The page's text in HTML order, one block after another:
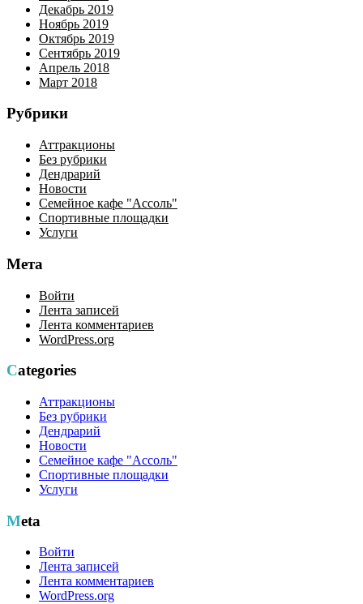
Декабрь 2019
Ноябрь 2019
Октябрь 2019
Сентябрь 2019
Апрель 2018
Март 2018
Рубрики
Аттракционы
Без рубрики
Дендрарий
Новости
Семейное кафе "Ассоль"
Спортивные площадки
Услуги
Мета
Войти
Лента записей
Лента комментариев
WordPress.org
Categories
Аттракционы
Без рубрики
Дендрарий
Новости
Семейное кафе "Ассоль"
Спортивные площадки
Услуги
Meta
Войти
Лента записей
Лента комментариев
WordPress.org